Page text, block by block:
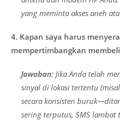
yang meminta akses aneh
4. Kapan saya harus
mempertimbangkan
Jawaban: Jika Anda telah
sinyal di lokasi tertentu
secara konsisten
sering terputus, SMS